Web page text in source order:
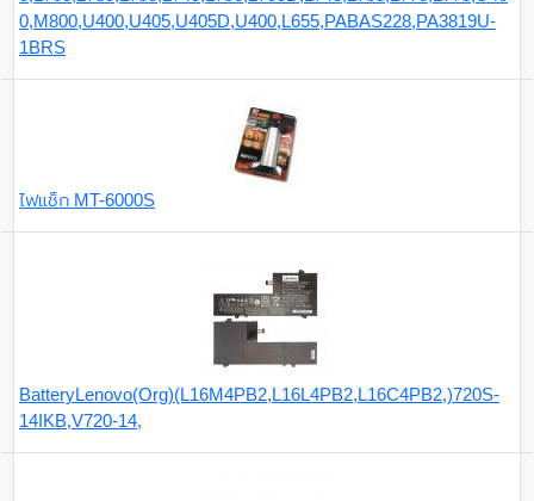
0,M800,U400,U405,U405D,U400,L655,PABAS228,PA3819U-
1BRS
ไฟแช็ก MT-6000S
BatteryLenovo(Org)(L16M4PB2,L16L4PB2,L16C4PB2,)720S-
14IKB,V720-14,